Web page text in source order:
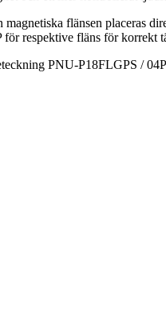
flänsen placeras
respektive fläns för korrekt
PNU-P18FLGPS /